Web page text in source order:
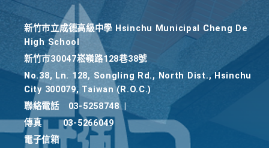
新竹巿立成德高級中學 Hsinchu Municipal Cheng De
High School
新竹巿30047崧嶺路128巷38號
No.38, Ln. 128, Songling Rd., North Dist., Hsinchu
City 300079, Taiwan (R.O.C.)
聯絡電話
03-5258748
傳真
03-5266049
電子信箱